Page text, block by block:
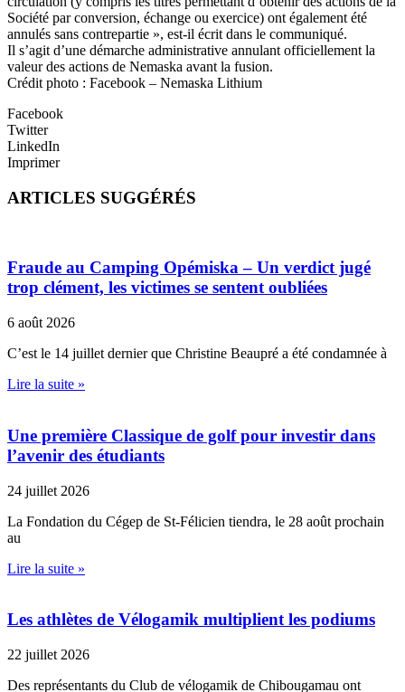
Société par conversion, échange ou exercice) ont également été
annulés sans contrepartie », est-il écrit dans le communiqué.
Il s’agit d’une démarche administrative annulant officiellement la
valeur des actions de Nemaska avant la fusion.
Crédit photo : Facebook – Nemaska Lithium
Facebook
Twitter
LinkedIn
Imprimer
ARTICLES SUGGÉRÉS
Fraude au Camping Opémiska – Un verdict jugé
trop clément, les victimes se sentent oubliées
6 août 2026
C’est le 14 juillet dernier que Christine Beaupré a été condamnée à
Lire la suite »
Une première Classique de golf pour investir dans
l’avenir des étudiants
24 juillet 2026
La Fondation du Cégep de St-Félicien tiendra, le 28 août prochain
au
Lire la suite »
Les athlètes de Vélogamik multiplient les podiums
22 juillet 2026
Des représentants du Club de vélogamik de Chibougamau ont